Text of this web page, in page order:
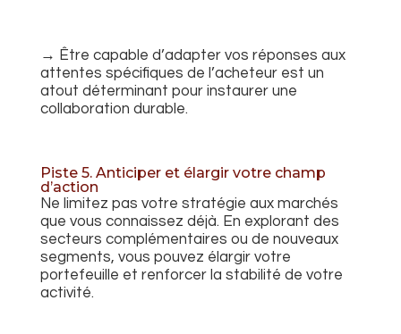
→ Être capable d’adapter vos réponses aux
attentes spécifiques de l’acheteur est un
atout déterminant pour instaurer une
collaboration durable.
Piste 5. Anticiper et élargir votre champ
d’action
Ne limitez pas votre stratégie aux marchés
que vous connaissez déjà. En explorant des
secteurs complémentaires ou de nouveaux
segments, vous pouvez élargir votre
portefeuille et renforcer la stabilité de votre
activité.